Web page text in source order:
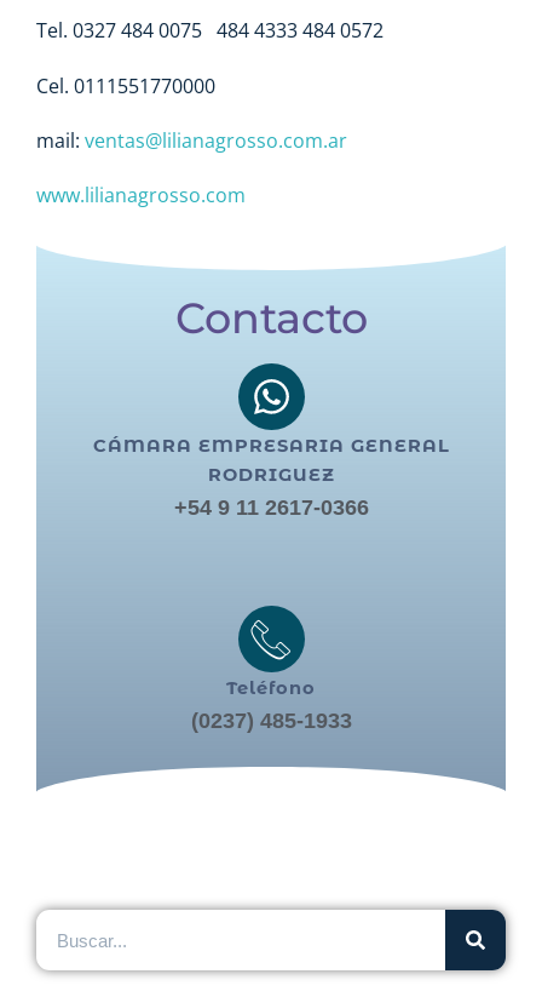
Tel. 0327 484 0075 484 4333 484 0572
Cel. 0111551770000
mail: ventas@lilianagrosso.com.ar
www.lilianagrosso.com
Contacto
CÁMARA EMPRESARIA GENERAL
RODRIGUEZ
+54 9 11 2617-0366
Teléfono
(0237) 485-1933